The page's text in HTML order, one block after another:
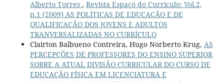
Alberto Torres , Revista Espaço do Currículo: Vol.2,
n.1 (2009) AS POLÍTICAS DE EDUCAÇÃO E DE
QUALIFICAÇÃO DOS JOVENS E ADULTOS
TRANVERSALIZADAS NO CURRÍCULO
Clairton Balbueno Contreira, Hugo Norberto Krug, AS
PERCEPÇÕES DE PROFESSORES DO ENSINO SUPERIOR
SOBRE A ATUAL DIVISÃO CURRICULAR DO CURSO DE
EDUCAÇÃO FÍSICA EM LICENCIATURA E